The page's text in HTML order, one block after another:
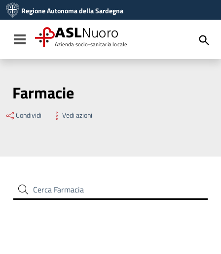
Vai al menu di navigazione
Vai al footer
Regione Autonoma della Sardegna
Toggle navigation
ASLNuoro
Azienda socio-sanitaria locale
Farmacie
Condividi Vedi azioni
Cerca Farmacia